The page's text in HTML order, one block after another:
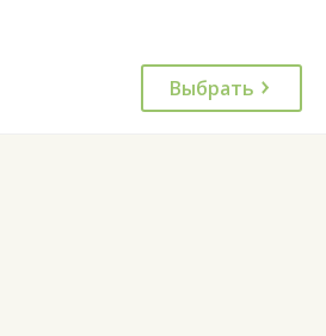
Выбрать